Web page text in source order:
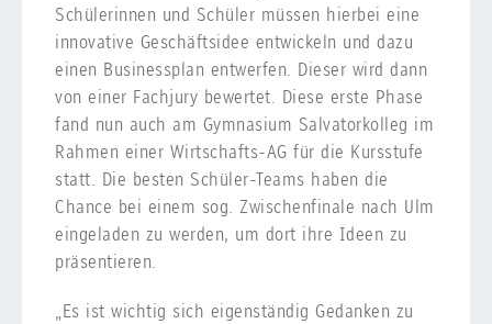
Schülerinnen und Schüler müssen hierbei eine
innovative Geschäftsidee entwickeln und dazu
einen Businessplan entwerfen. Dieser wird dann
von einer Fachjury bewertet. Diese erste Phase
fand nun auch am Gymnasium Salvatorkolleg im
Rahmen einer Wirtschafts-AG für die Kursstufe
statt. Die besten Schüler-Teams haben die
Chance bei einem sog. Zwischenfinale nach Ulm
eingeladen zu werden, um dort ihre Ideen zu
präsentieren.
„Es ist wichtig sich eigenständig Gedanken zu